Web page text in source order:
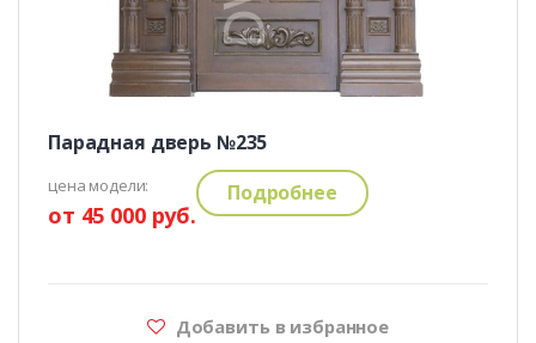
Парадная дверь №235
цена модели:
от 45 000 руб.
Подробнее
Добавить в избранное